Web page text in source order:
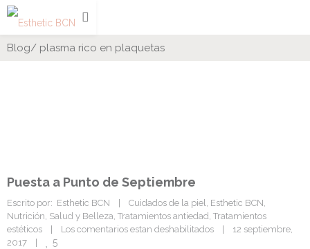
Blog/ plasma rico en plaquetas
Puesta a Punto de Septiembre
Escrito por:  Esthetic BCN    | Cuidados de la piel, Esthetic BCN
Nutrición, Salud y Belleza, Tratamientos antiedad , Tratamientos
estéticos
Los comentarios estan deshabilitados
    |    12 septiembre,
2017    |
5